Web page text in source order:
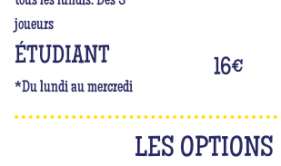
joueurs
ÉTUDIANT
*Du lundi au mercredi
16€
LES OPTIONS